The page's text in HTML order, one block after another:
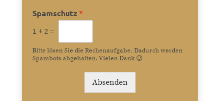
Spamschutz *
1 + 2 =
Bitte lösen Sie die Rechenaufgabe. Dadurch werden
Spambots abgehalten. Vielen Dank 😉
Absenden